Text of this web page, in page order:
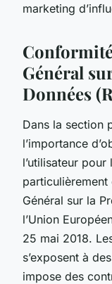
marketing
Général
Données
Dans la section
l’importance
l’utilisateur
Général sur la
l’Union
25 mai 2018.
s’exposent à
impose des